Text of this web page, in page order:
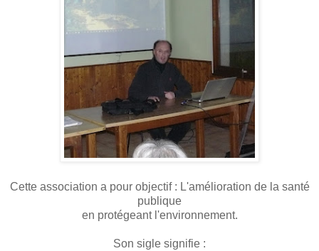
Cette association a pour objectif : L'amélioration de la santé
publique
en protégeant l'environnement.
Son sigle signifie :